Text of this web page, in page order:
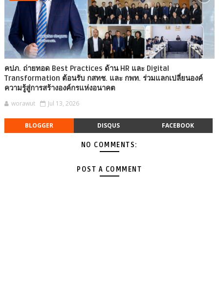
คปภ. ถ่ายทอด Best Practices ด้าน HR และ Digital
Transformation ต้อนรับ กสทช. และ กพท. ร่วมแลกเปลี่ยนองค์
ความรู้สู่การสร้างองค์กรแห่งอนาคต
worawut Jul 13, 2026
BLOGGER DISQUS FACEBOOK
NO COMMENTS:
POST A COMMENT